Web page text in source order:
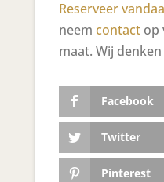
Reserveer
neem contactop
maat. Wij
Facebook
Twitter
Pinterest